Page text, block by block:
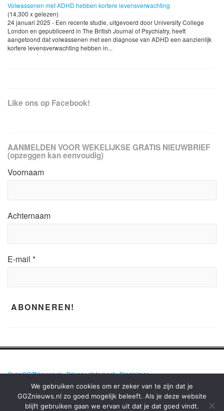
Volwassenen met ADHD hebben kortere levensverwachting
(14,300 x gelezen)
24 januari 2025 - Een recente studie, uitgevoerd door University College
London en gepubliceerd in The British Journal of Psychiatry, heeft
aangetoond dat volwassenen met een diagnose van ADHD een aanzienlijk
kortere levensverwachting hebben in...
Like ons op Facebook!
AANMELDEN VOOR WEKELIJKSE GRATIS NIEUWBRIEF
(opzeggen kan eenvoudig)
Voornaam
Achternaam
E-mail *
Over GGZNieuws.nl•Privacy statement•Disclaimer
We gebruiken cookies om er zeker van te zijn dat je
GGZnieuws.nl zo goed mogelijk beleeft. Als je deze website
blijft gebruiken gaan we ervan uit dat je dat goed vindt.